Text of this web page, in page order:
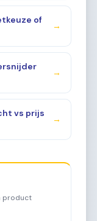
of
→
→
vs prijs
→
product